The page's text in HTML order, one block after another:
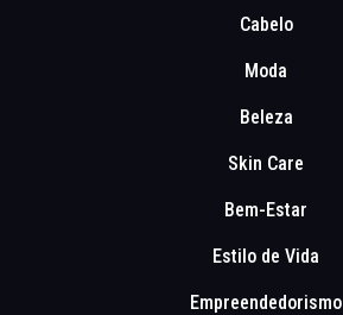
Cabelo
Moda
Beleza
Skin Care
Bem-Estar
Estilo de Vida
Empreendedorismo